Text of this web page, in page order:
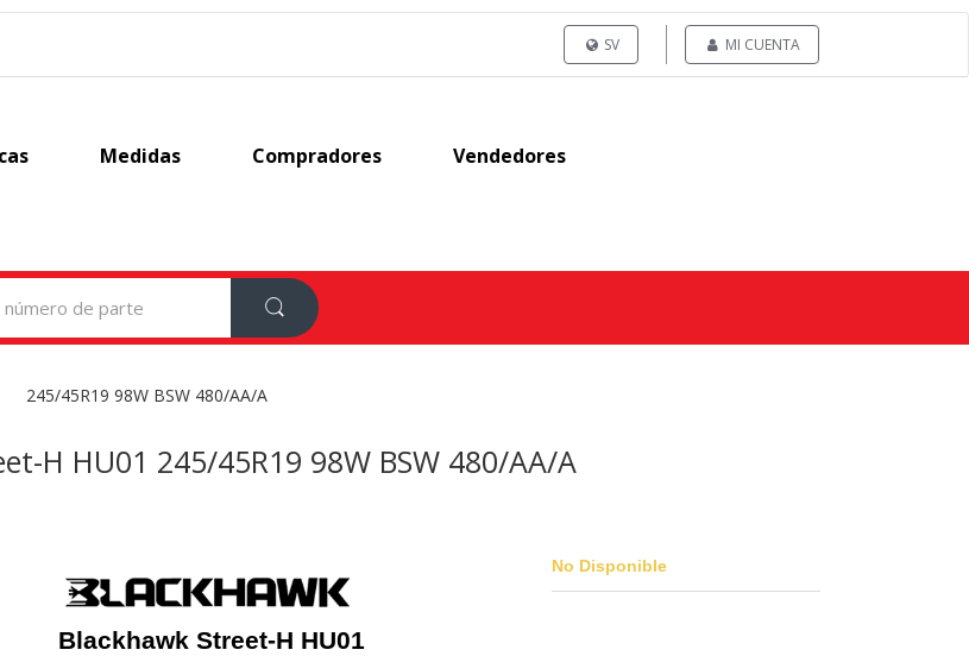
SV MI CUENTA
Medidas Compradores Vendedores
245/45R19 98W BSW 480/AA/A
H HU01 245/45R19 98W BSW 480/AA/A
Blackhawk Street-H HU01
No Disponible